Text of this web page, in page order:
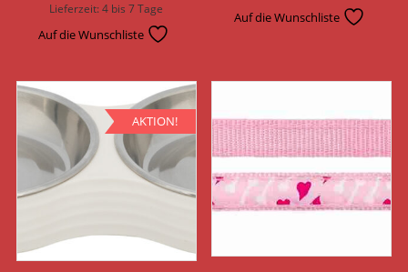
Lieferzeit:4 bis 7 Tage
Auf die Wunschliste
Auf die Wunschliste
AKTION!